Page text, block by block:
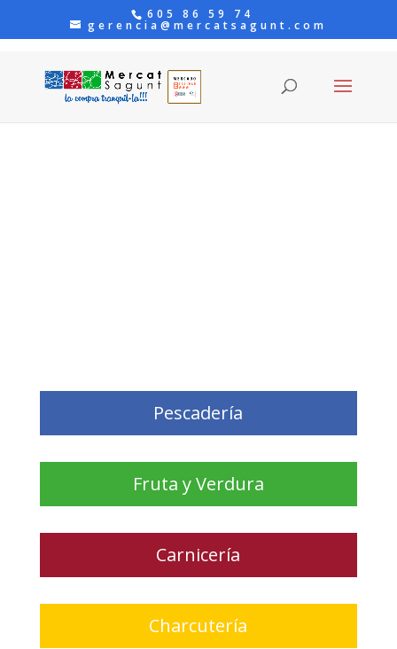
605 86 59 74
gerencia@mercatsagunt.com
Pescadería
Fruta y Verdura
Carnicería
Charcutería